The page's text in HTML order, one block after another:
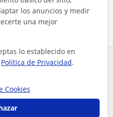
perfil?Cuéntanos
extranjeros
los anuncios y medir
una mejor
lo establecido en
Política de Privacidad.
Cookies